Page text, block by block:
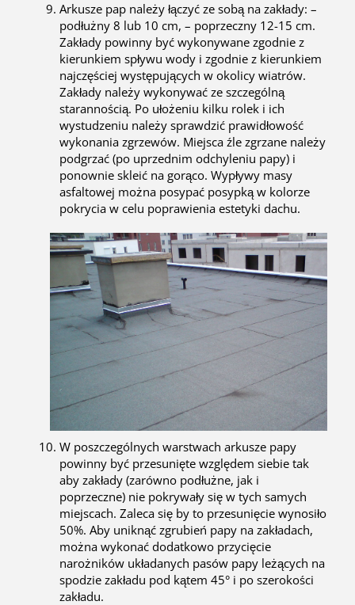
Arkusze pap należy łączyć ze sobą na zakłady: –
podłużny 8 lub 10 cm, – poprzeczny 12-15 cm.
Zakłady powinny być wykonywane zgodnie z
kierunkiem spływu wody i zgodnie z kierunkiem
najczęściej występujących w okolicy wiatrów.
Zakłady należy wykonywać ze szczególną
starannością. Po ułożeniu kilku rolek i ich
wystudzeniu należy sprawdzić prawidłowość
wykonania zgrzewów. Miejsca źle zgrzane należy
podgrzać (po uprzednim odchyleniu papy) i
ponownie skleić na gorąco. Wypływy masy
asfaltowej można posypać posypką w kolorze
pokrycia w celu poprawienia estetyki dachu.
W poszczególnych warstwach arkusze papy
powinny być przesunięte względem siebie tak
aby zakłady (zarówno podłużne, jak i
poprzeczne) nie pokrywały się w tych samych
miejscach. Zaleca się by to przesunięcie wynosiło
50%. Aby uniknąć zgrubień papy na zakładach,
można wykonać dodatkowo przycięcie
narożników układanych pasów papy leżących na
spodzie zakładu pod kątem 45° i po szerokości
zakładu.